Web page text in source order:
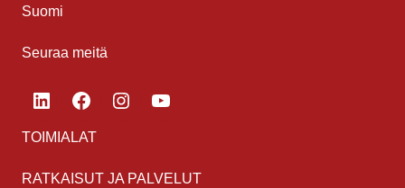
Suomi
Seuraa meitä
LinkedInFacebook
TOIMIALAT
RATKAISUT JA PALVELUT